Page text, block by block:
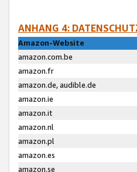
ANHANG 4:
Amazon-Website
amazon.com.be
amazon.fr
amazon.de, audible.de
amazon.ie
amazon.it
amazon.nl
amazon.pl
amazon.es
amazon.se